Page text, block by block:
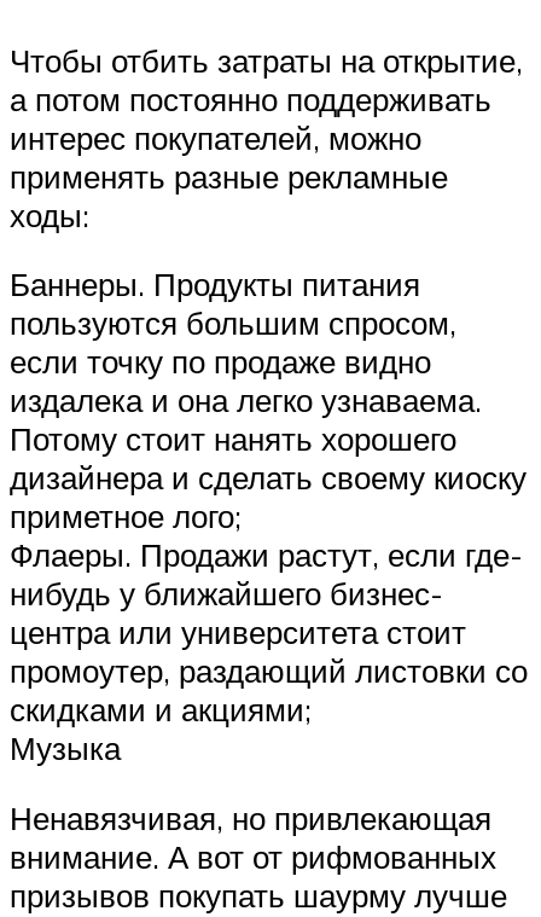
Чтобы отбить затраты на открытие,
а потом постоянно поддерживать
интерес покупателей, можно
применять разные рекламные
ходы:
Баннеры. Продукты питания
пользуются большим спросом,
если точку по продаже видно
издалека и она легко узнаваема.
Потому стоит нанять хорошего
дизайнера и сделать своему киоску
приметное лого;
Флаеры. Продажи растут, если где-
нибудь у ближайшего бизнес-
центра или университета стоит
промоутер, раздающий листовки со
скидками и акциями;
Музыка
Ненавязчивая, но привлекающая
внимание. А вот от рифмованных
призывов покупать шаурму лучше